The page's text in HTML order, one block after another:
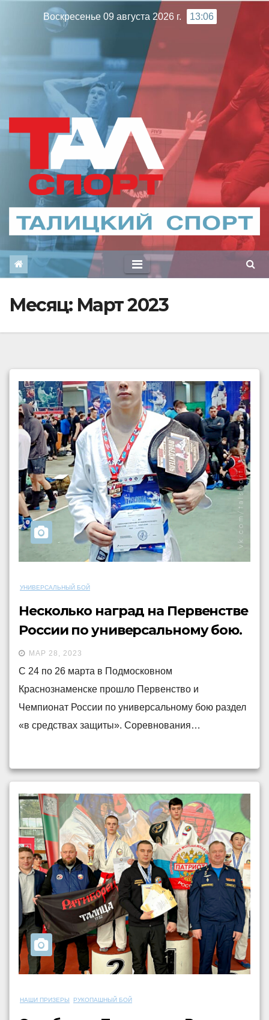
Воскресенье 09 августа 2026 г. 13:06
Месяц: Март 2023
УНИВЕРСАЛЬНЫЙ БОЙ
Несколько наград на Первенстве
России по универсальному бою.
МАР 28, 2023
С 24 по 26 марта в Подмосковном
Краснознаменске прошло Первенство и
Чемпионат России по универсальному бою раздел
«в средствах защиты». Соревнования…
НАШИ ПРИЗЕРЫ РУКОПАШНЫЙ БОЙ